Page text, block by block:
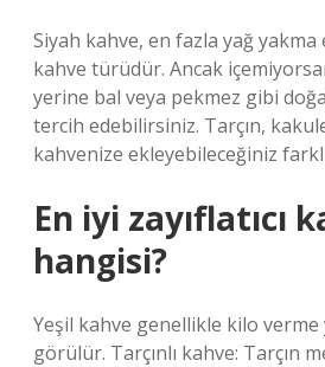
Siyah kahve, en fazla yağ
kahve türüdür. Ancak
yerine bal veya pekmez gibi doğal
tercih edebilirsiniz. Tarçın,
kahvenize ekleyebileceğiniz
En iyi zayıflatıcı
hangisi?
Yeşil kahve genellikle kilo verme
görülür. Tarçınlı kahve: Tarçın